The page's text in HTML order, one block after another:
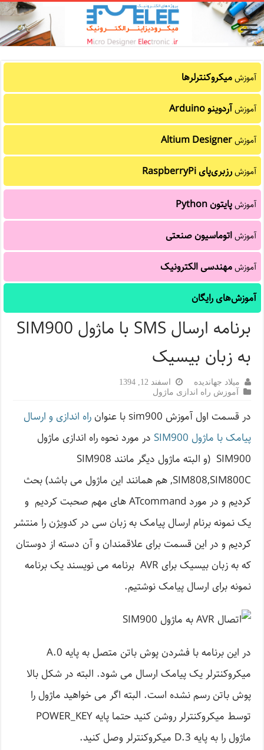
آموزشمیکروکنترلرها
آموزشآردوینو Arduino
آموزشAltium Designer
آموزشرزبری‌پای RaspberryPi
آموزشپایتون Python
آموزشاتوماسیون صنعتی
آموزشمهندسی الکترونیک
آموزش‌های رایگان
برنامه ارسال SMS با ماژول SIM900
به زبان بیسیک
میلاد جهاندیده
اسفند 12, 1394
آموزش راه اندازی ماژول
در قسمت اول آموزش sim900 با عنوان
راه اندازی و ارسال
پیامک با ماژول SIM900
در مورد نحوه راه اندازی ماژول
SIM900 (و البته ماژول دیگر مانند SIM908
,SIM808,SIM800C هم همانند این ماژول می باشد) بحث
کردیم و در مورد ATcommand های مهم صحبت کردیم و
یک نمونه برنام ارسال پیامک به زبان سی در کدویژن را منتشر
کردیم و در این قسمت برای علاقمندان و آن دسته از دوستان
که به زبان بیسیک برای AVR برنامه می نویسند یک برنامه
نمونه برای ارسال پیامک نوشتیم.
میکروکنترلر یک پیامک ارسال می شود. البته در شکل بالا
پوش باتن رسم نشده است. البته اگر می خواهید ماژول را
توسط میکروکنترلر روشن کنید حتما پایه POWER_KEY
ماژول را به پایه D.3 میکروکنترلر وصل کنید.